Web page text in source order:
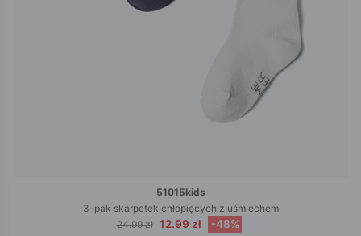
51015kids
3-pak skarpetek chłopięcych z uśmiechem
24.99 zł 12.99 zł -48%